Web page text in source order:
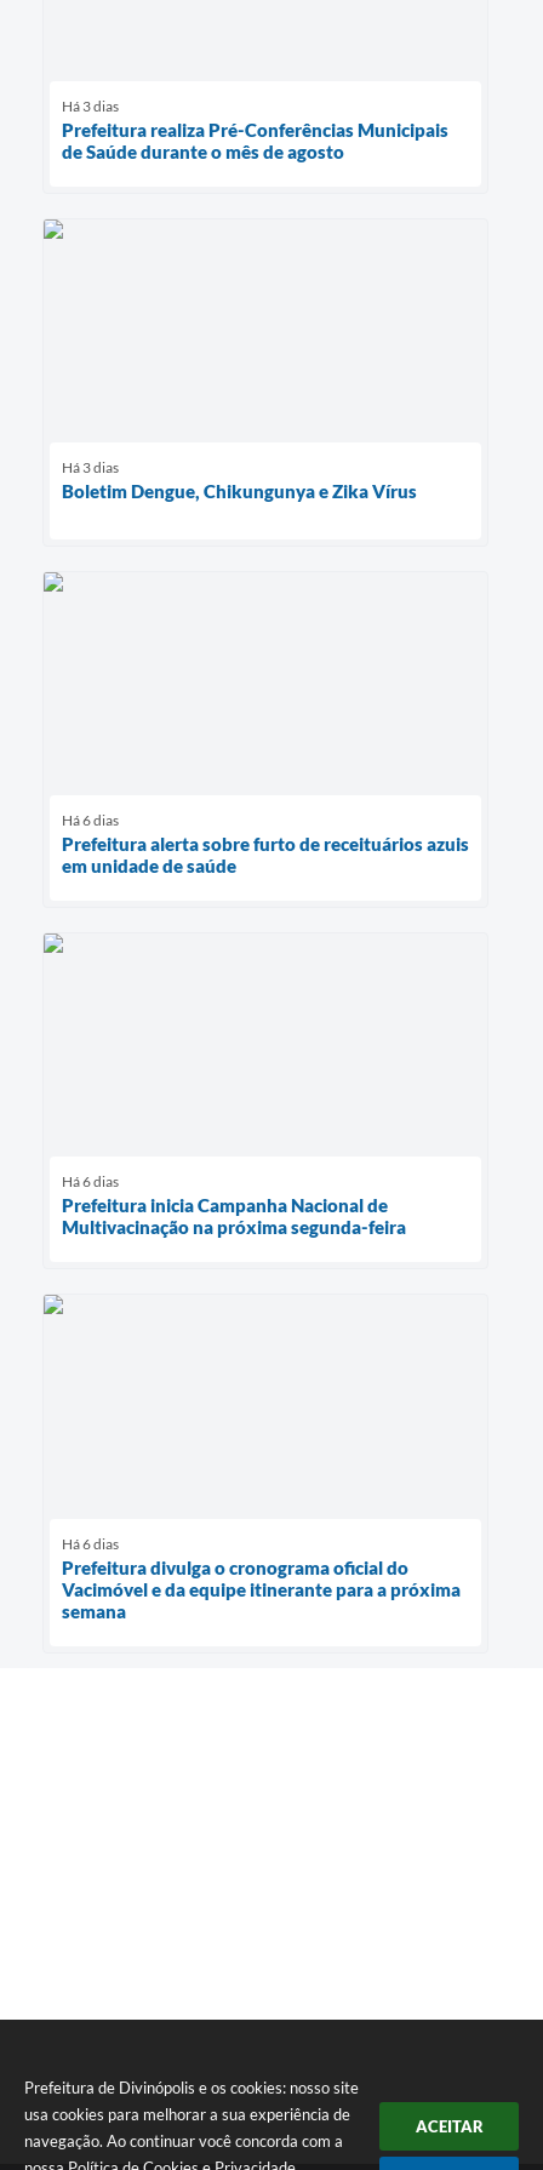
Prefeitura de Divinópolis e os cookies: nosso site
usa cookies para melhorar a sua experiência de
navegação. Ao continuar você concorda com a
ACEITAR
Há 3 dias
Prefeitura realiza Pré-Conferências Municipais
de Saúde durante o mês de agosto
Há 3 dias
Boletim Dengue, Chikungunya e Zika Vírus
Há 6 dias
Prefeitura alerta sobre furto de receituários azuis
em unidade de saúde
Há 6 dias
Prefeitura inicia Campanha Nacional de
Multivacinação na próxima segunda-feira
Há 6 dias
Prefeitura divulga o cronograma oficial do
Vacimóvel e da equipe itinerante para a próxima
semana